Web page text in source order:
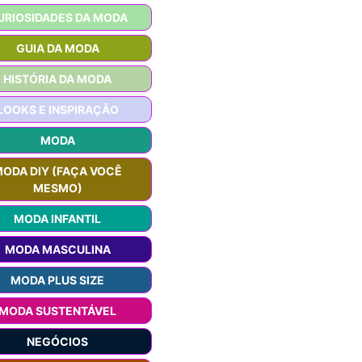
DA MODA
GUIA DA MODA
HISTÓRIA DA MODA
E INSPIRAÇÃO
MODA
DIY (FAÇA VOCÊ
MESMO)
MODA INFANTIL
MODA MASCULINA
MODA PLUS SIZE
SUSTENTÁVEL
NEGÓCIOS